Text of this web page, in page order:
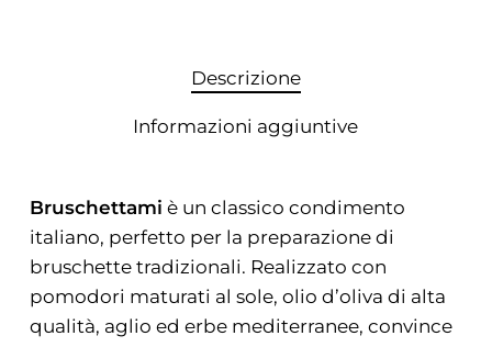
Descrizione
Informazioni aggiuntive
Bruschettami è un classico condimento
italiano, perfetto per la preparazione di
bruschette tradizionali. Realizzato con
pomodori maturati al sole, olio d’oliva di alta
qualità, aglio ed erbe mediterranee, convince